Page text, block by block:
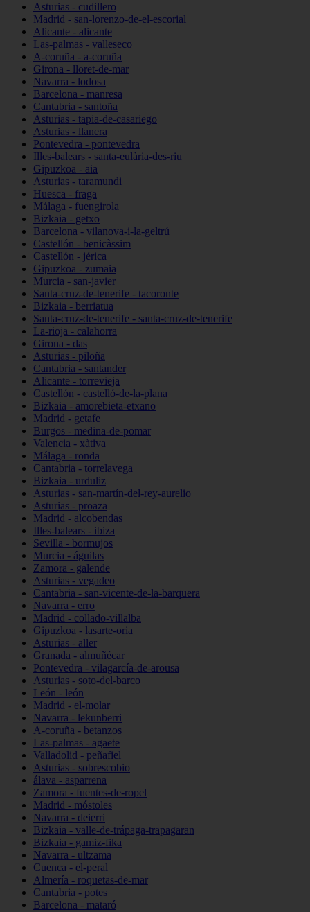
Asturias - cudillero
Madrid - san-lorenzo-de-el-escorial
Alicante - alicante
Las-palmas - valleseco
A-coruña - a-coruña
Girona - lloret-de-mar
Navarra - lodosa
Barcelona - manresa
Cantabria - santoña
Asturias - tapia-de-casariego
Asturias - llanera
Pontevedra - pontevedra
Illes-balears - santa-eulària-des-riu
Gipuzkoa - aia
Asturias - taramundi
Huesca - fraga
Málaga - fuengirola
Bizkaia - getxo
Barcelona - vilanova-i-la-geltrú
Castellón - benicàssim
Castellón - jérica
Gipuzkoa - zumaia
Murcia - san-javier
Santa-cruz-de-tenerife - tacoronte
Bizkaia - berriatua
Santa-cruz-de-tenerife - santa-cruz-de-tenerife
La-rioja - calahorra
Girona - das
Asturias - piloña
Cantabria - santander
Alicante - torrevieja
Castellón - castelló-de-la-plana
Bizkaia - amorebieta-etxano
Madrid - getafe
Burgos - medina-de-pomar
Valencia - xàtiva
Málaga - ronda
Cantabria - torrelavega
Bizkaia - urduliz
Asturias - san-martín-del-rey-aurelio
Asturias - proaza
Madrid - alcobendas
Illes-balears - ibiza
Sevilla - bormujos
Murcia - águilas
Zamora - galende
Asturias - vegadeo
Cantabria - san-vicente-de-la-barquera
Navarra - erro
Madrid - collado-villalba
Gipuzkoa - lasarte-oria
Asturias - aller
Granada - almuñécar
Pontevedra - vilagarcía-de-arousa
Asturias - soto-del-barco
León - león
Madrid - el-molar
Navarra - lekunberri
A-coruña - betanzos
Las-palmas - agaete
Valladolid - peñafiel
Asturias - sobrescobio
álava - asparrena
Zamora - fuentes-de-ropel
Madrid - móstoles
Navarra - deierri
Bizkaia - valle-de-trápaga-trapagaran
Bizkaia - gamiz-fika
Navarra - ultzama
Cuenca - el-peral
Almería - roquetas-de-mar
Cantabria - potes
Barcelona - mataró